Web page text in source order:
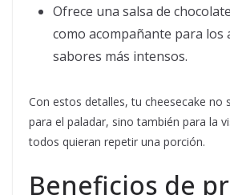
Ofrece una salsa de
como acompañante para los
sabores más intensos.
Con estos detalles, tu cheesecake no
para el paladar, sino también para la
todos quieran repetir una porción.
Beneficios de